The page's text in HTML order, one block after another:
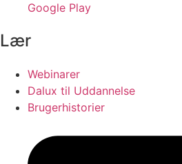
Google Play
Lær
Webinarer
Dalux til Uddannelse
Brugerhistorier